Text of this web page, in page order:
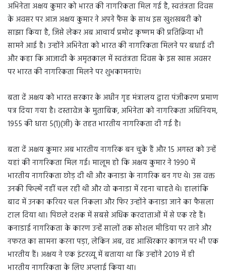
अभिनेता अक्षय कुमार को भारत की नागरिकता मिल गई है, स्वतंत्रता दिवस
के अवसर पर आज अक्षय कुमार ने अपने फैंस के साथ इस खुशखबरी को
साझा किया है, जिसे लेकर अब आचार्य प्रमोद कृष्णम की प्रतिक्रिया भी
सामने आई है। उन्होंने अभिनेता को भारत की नागरिकता मिलने पर बधाई दी
और कहा कि आजादी के अमृतकाल में स्वतंत्रता दिवस के इस खास अवसर
पर भारत की नागरिकता मिलने पर शुभकामनाएं।
बता दें अक्षय को भारत सरकार के अधीन गृह मंत्रालय द्वारा पंजीकरण प्रमाण
पत्र दिया गया है। दस्तावेज के मुताबिक, अभिनेता को नागरिकता अधिनियम,
1955 की धारा 5(1)(जी) के तहत भारतीय नागरिकता दी गई है।
बता दें अक्षय कुमार अब भारतीय नागरिक बन चुके हैं और 15 अगस्त को उन्हें
यहां की नागरिकता मिल गई। मालूम हो कि अक्षय कुमार ने 1990 में
भारतीय नागरिकता छोड़ दी थी और कनाडा के नागरिक बन गए थे। उस वक्त
उनकी फिल्में नहीं चल रही थी और वो कनाडा में रहना चाहते थे। हालांकि
बाद में उनका करियर चल निकला और फिर उन्होंने कनाडा जाने का फैसला
टाल दिया था। पिछले दशक में सबसे अधिक करदाताओं में से एक रहे हैं।
कनाडाई नागरिकता के कारण उन्हें सालों तक सोशल मीडिया पर ताने और
नफरत का सामना करना पड़ा, लेकिन अब, वह आखिरकार कागज पर भी एक
भारतीय हैं। अक्षय ने एक इंटरव्यू में बताया था कि उन्होंने 2019 में ही
भारतीय नागरिकता के लिए अप्लाई किया था।